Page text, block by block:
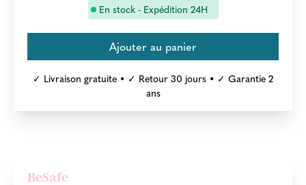
En stock - Expédition 24H
✓ Livraison gratuite • ✓ Retour 30 jours • ✓ Garantie 2
ans
BeSafe